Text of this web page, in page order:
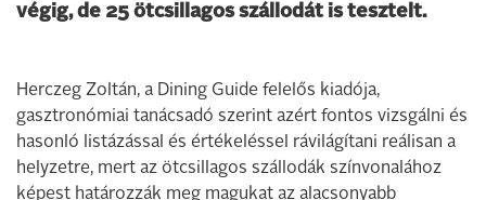
végig, de 25 ötcsillagos szállodát is tesztelt.
Herczeg Zoltán, a Dining Guide felelős kiadója,
gasztronómiai tanácsadó szerint azért fontos vizsgálni és
hasonló listázással és értékeléssel rávilágítani reálisan a
helyzetre, mert az ötcsillagos szállodák színvonalához
képest határozzák meg magukat az alacsonyabb